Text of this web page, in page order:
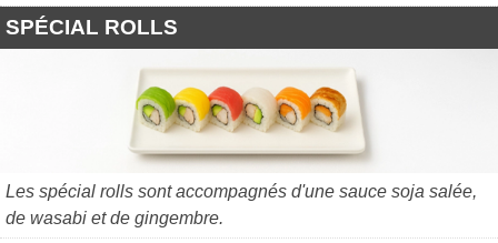
SPÉCIAL ROLLS
Les spécial rolls sont accompagnés d'une sauce soja salée,
de wasabi et de gingembre.